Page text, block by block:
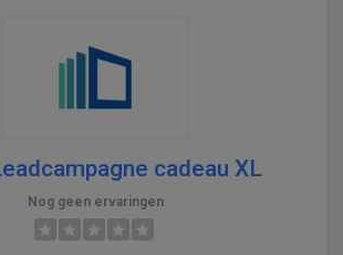
cadeau XL
Nog geen ervaringen